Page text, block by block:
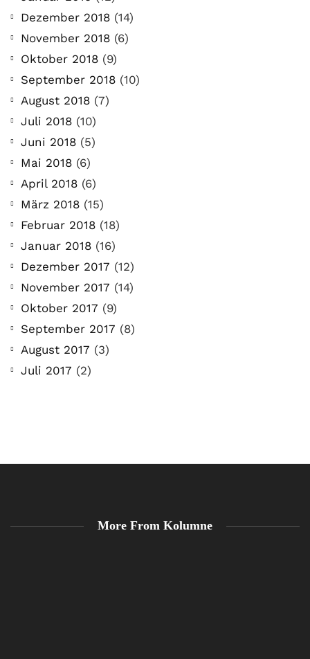
Dezember 2018 (14)
November 2018 (6)
Oktober 2018 (9)
September 2018 (10)
August 2018 (7)
Juli 2018 (10)
Juni 2018 (5)
Mai 2018 (6)
April 2018 (6)
März 2018 (15)
Februar 2018 (18)
Januar 2018 (16)
Dezember 2017 (12)
November 2017 (14)
Oktober 2017 (9)
September 2017 (8)
August 2017 (3)
Juli 2017 (2)
More From Kolumne